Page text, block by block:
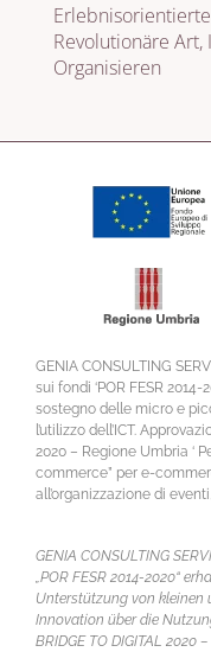
Revolutionäre
Organisieren
GENIA CONSULTING
sui fondi ‘POR FESR
sostegno delle micro e
l’utilizzo dell’ICT.
2020 – Regione Umbria ‘
commerce” per e-
all’organizzazione di
GENIA CONSULTING
„POR FESR 2014-2020“
Unterstützung von kleinen
Innovation über die
BRIDGE TO DIGITAL